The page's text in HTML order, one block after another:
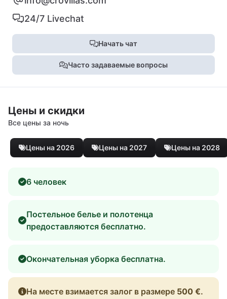
24/7 Livechat
Начать чат
Часто задаваемые вопросы
Цены и скидки
Все цены за ночь
Цены на 2026 Цены на 2027 Цены на 2028
6 человек
Постельное белье и полотенца
предоставляются бесплатно.
Окончательная уборка бесплатна.
На месте взимается залог в размере 500 €.